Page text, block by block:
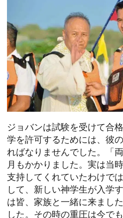
ジョバンは試験を受けて合
学を許可するためには、彼
ればなりませんでした。「
月もかかりました。実は当
支持してくれていたわけで
して、新しい神学生が入学
は皆、家族と一緒に来まし
した。その時の重圧は今で